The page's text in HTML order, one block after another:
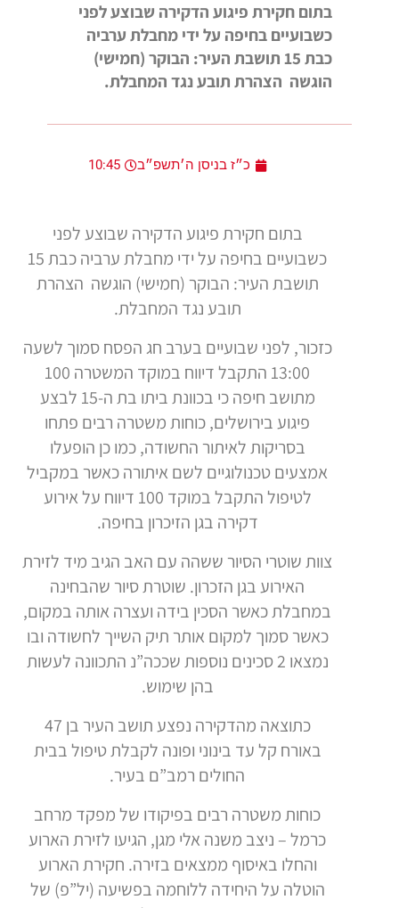
בתום חקירת פיגוע הדקירה שבוצע לפני
כשבועיים בחיפה על ידי מחבלת ערביה
כבת 15 תושבת העיר: הבוקר (חמישי)
הוגשה הצהרת תובע נגד המחבלת.
כ״ז בניסן ה׳תשפ״ב 10:45
בתום חקירת פיגוע הדקירה שבוצע לפני
כשבועיים בחיפה על ידי מחבלת ערביה כבת 15
תושבת העיר: הבוקר (חמישי) הוגשה הצהרת
תובע נגד המחבלת.
כזכור, לפני שבועיים בערב חג הפסח סמוך לשעה
13:00 התקבל דיווח במוקד המשטרה 100
מתושב חיפה כי בכוונת ביתו בת ה-15 לבצע
פיגוע בירושלים, כוחות משטרה רבים פתחו
בסריקות לאיתור החשודה, כמו כן הופעלו
אמצעים טכנולוגיים לשם איתורה כאשר במקביל
לטיפול התקבל במוקד 100 דיווח על אירוע
דקירה בגן הזיכרון בחיפה.
צוות שוטרי הסיור ששהה עם האב הגיב מיד לזירת
האירוע בגן הזכרון. שוטרת סיור שהבחינה
במחבלת כאשר הסכין בידה ועצרה אותה במקום,
כאשר סמוך למקום אותר תיק השייך לחשודה ובו
נמצאו 2 סכינים נוספות שככה”נ התכוונה לעשות
בהן שימוש.
כתוצאה מהדקירה נפצע תושב העיר בן 47
באורח קל עד בינוני ופונה לקבלת טיפול בבית
החולים רמב”ם בעיר.
כוחות משטרה רבים בפיקודו של מפקד מרחב
כרמל – ניצב משנה אלי מגן, הגיעו לזירת הארוע
והחלו באיסוף ממצאים בזירה. חקירת הארוע
הוטלה על היחידה ללוחמה בפשיעה (יל”פ) של